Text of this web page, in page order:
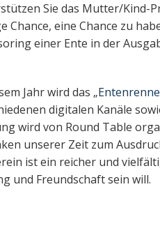
Sie das Mutter/Kind-
Chance, eine Chance zu
einer Ente in der
Jahr wird das „
digitalen Kanäle
wird von Round Table
unserer Zeit zum
ist ein reicher und
und Freundschaft sein will.